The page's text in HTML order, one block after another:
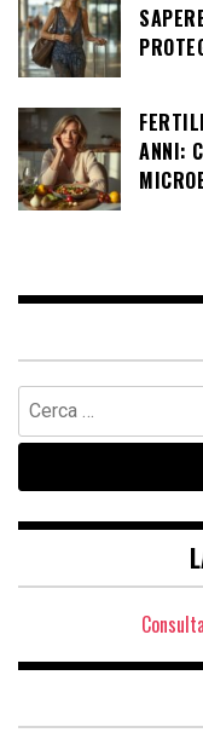
ANNI:
Ricerca
per: